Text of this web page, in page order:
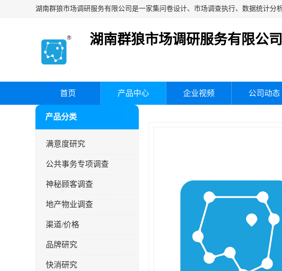
湖南群狼市场调研服务有限公司
首页 产品中心 企业视频 公司动态
产品分类
满意度研究
公共事务专项调查
神秘顾客调查
地产物业调查
渠道/价格
品牌研究
快消研究